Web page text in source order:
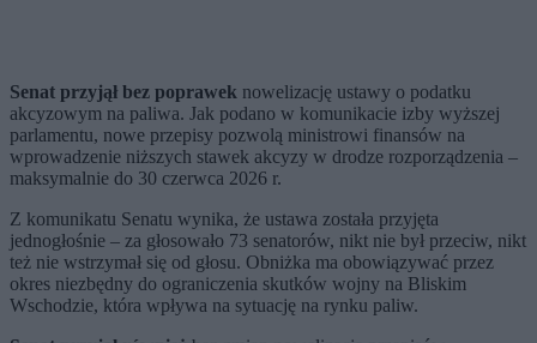
Senat przyjął bez poprawek nowelizację ustawy o podatku
akcyzowym na paliwa. Jak podano w komunikacie izby wyższej
parlamentu, nowe przepisy pozwolą ministrowi finansów na
wprowadzenie niższych stawek akcyzy w drodze rozporządzenia –
maksymalnie do 30 czerwca 2026 r.
Z komunikatu Senatu wynika, że ustawa została przyjęta
jednogłośnie – za głosowało 73 senatorów, nikt nie był przeciw, nikt
też nie wstrzymał się od głosu. Obniżka ma obowiązywać przez
okres niezbędny do ograniczenia skutków wojny na Bliskim
Wschodzie, która wpływa na sytuację na rynku paliw.